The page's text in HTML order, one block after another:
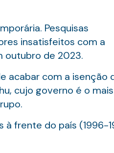
Pesquisas
insatisfeitos com a
outubro de 2023.
acabar com a isenção
cujo governo é o
frente do país (1996-